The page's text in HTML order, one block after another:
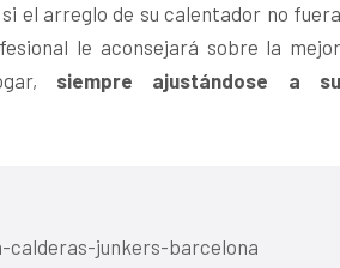
si el arreglo de su calentador no
le aconsejará sobre la mejor
siempre ajustándose a